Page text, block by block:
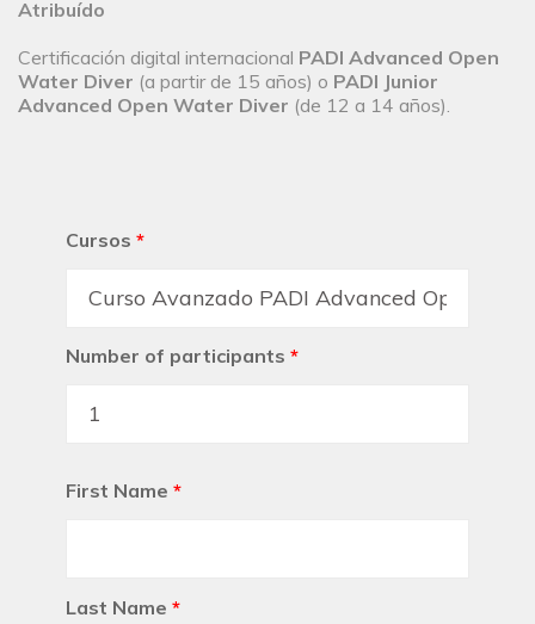
Atribuído
Certificación digital internacional PADI Advanced Open
Water Diver (a partir de 15 años) o PADI Junior
Advanced Open Water Diver (de 12 a 14 años).
Cursos *
Number of participants *
First Name *
Last Name *